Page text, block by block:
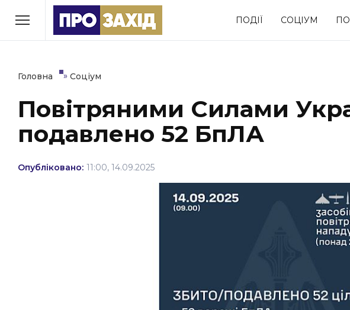
ПОДІЇ СОЦІУМ
РУБРИКИ
Економіка
Політика Соціум
Втрачений Ужгород
(відеоверсія)
ЗАКАРПАТСЬКІ НОВИНИ
Головна » Соціум
Повітряними Силами
подавлено 52 БпЛА
Опубліковано: 11:00, 14.09.2025